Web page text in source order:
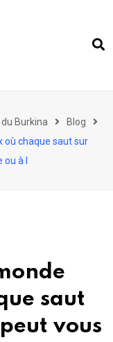
Burkina
Blog
où chaque saut sur
à l
saut
vous